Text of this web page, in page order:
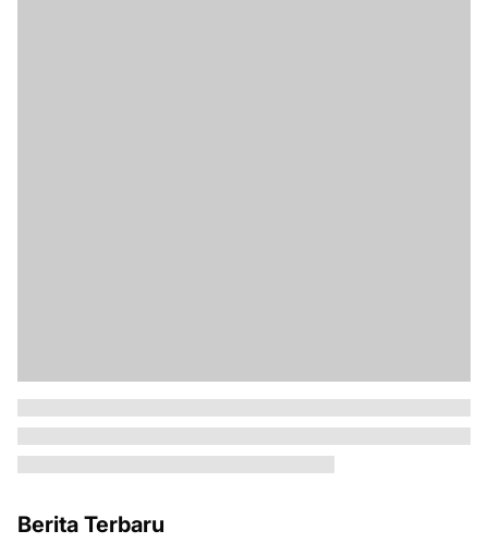
Berita Terbaru